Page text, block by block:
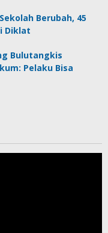
Berubah, 45
Diklat
Bulutangkis
Pelaku Bisa